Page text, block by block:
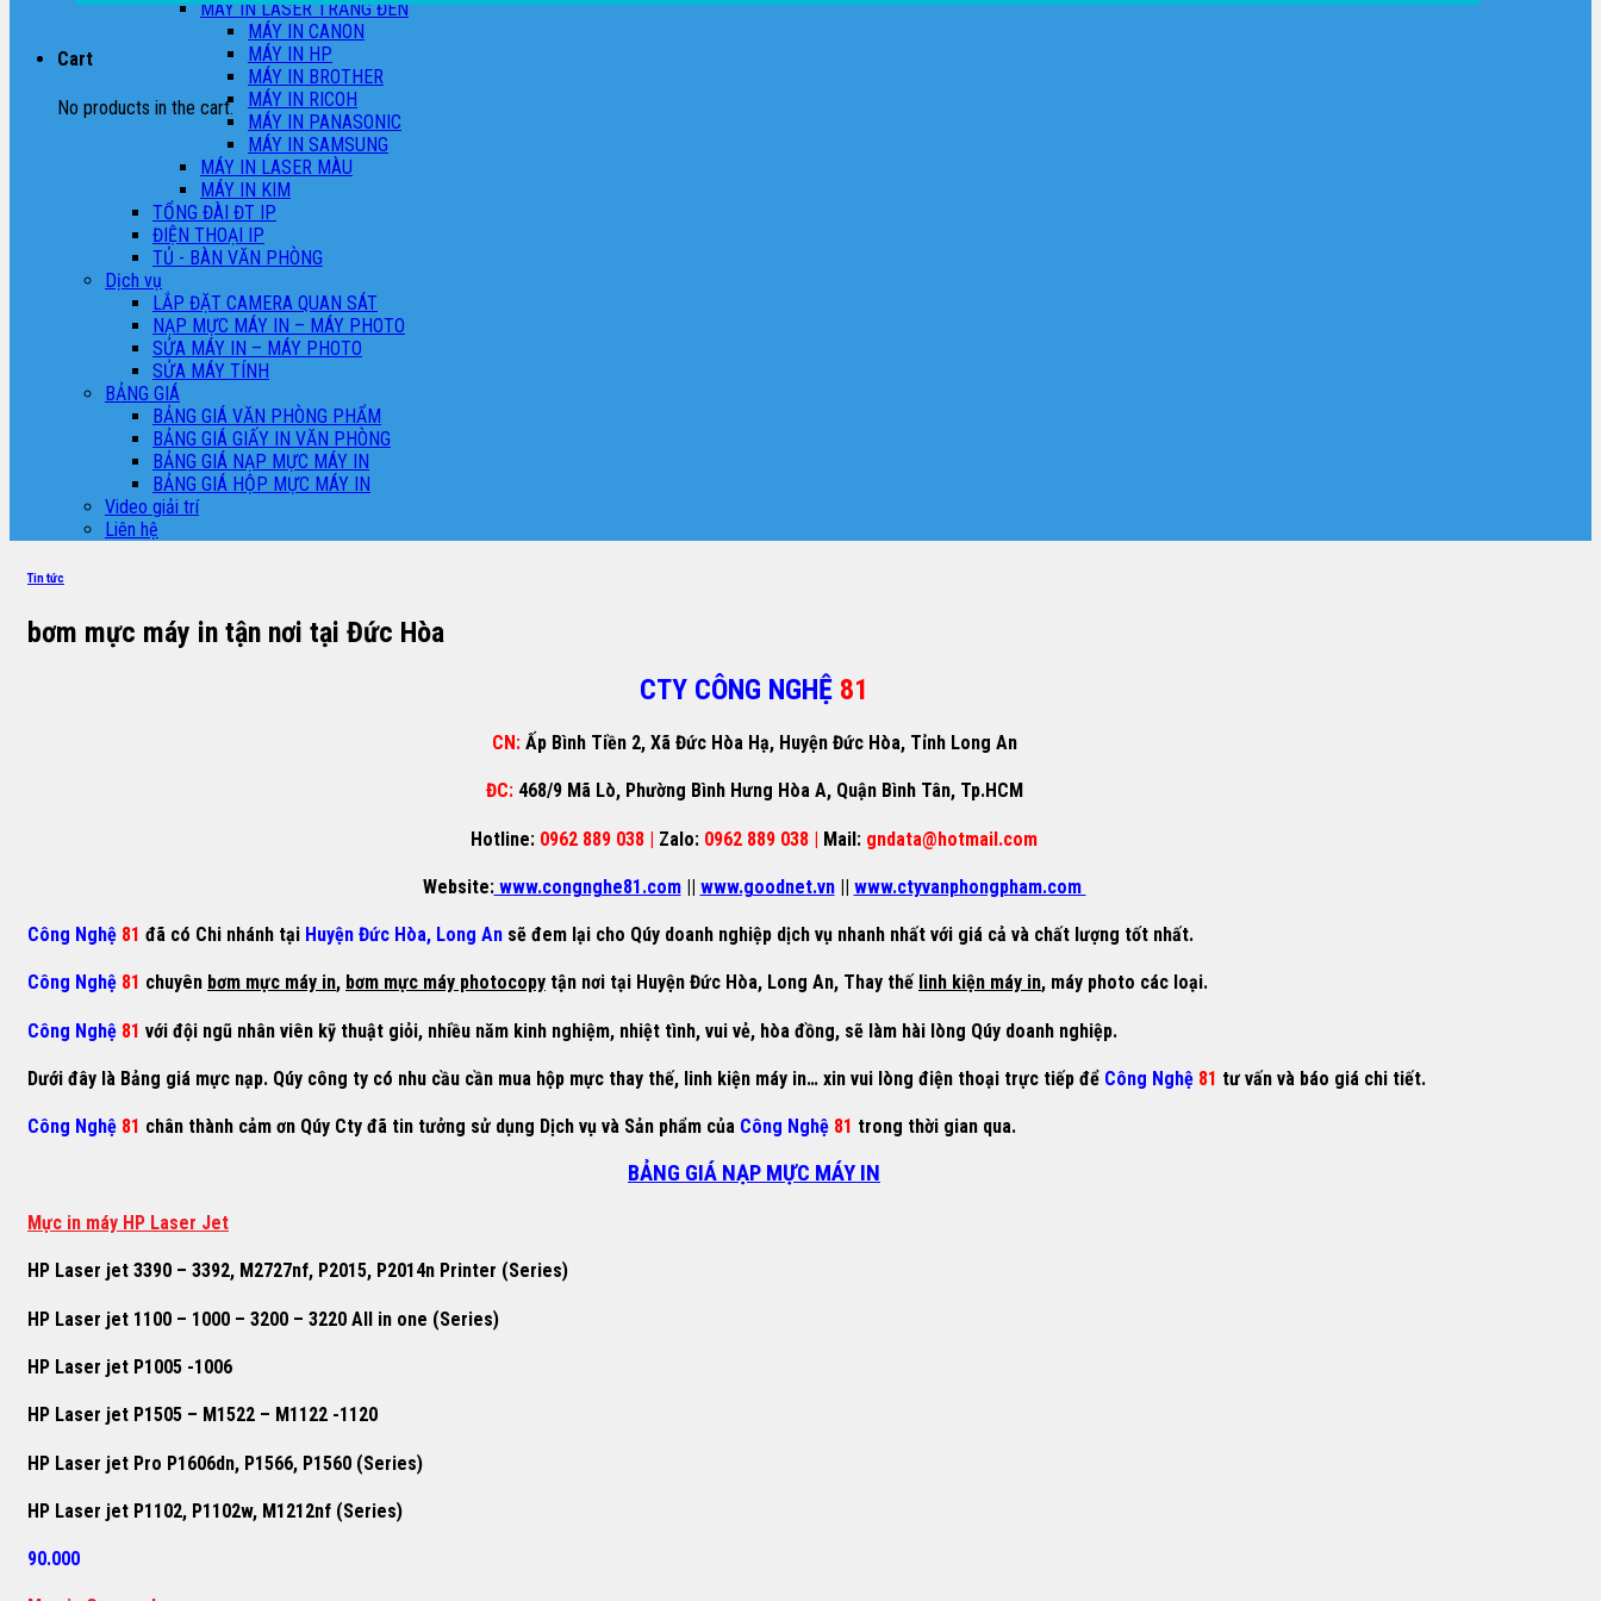
Cart
No products in the cart.
MÁY IN LASER TRẮNG ĐEN
MÁY IN CANON
MÁY IN HP
MÁY IN BROTHER
MÁY IN RICOH
MÁY IN PANASONIC
MÁY IN SAMSUNG
MÁY IN LASER MÀU
MÁY IN KIM
TỔNG ĐÀI ĐT IP
ĐIỆN THOẠI IP
TỦ - BÀN VĂN PHÒNG
Dịch vụ
LẮP ĐẶT CAMERA QUAN SÁT
NẠP MỰC MÁY IN – MÁY PHOTO
SỬA MÁY IN – MÁY PHOTO
SỬA MÁY TÍNH
BẢNG GIÁ
BẢNG GIÁ VĂN PHÒNG PHẨM
BẢNG GIÁ GIẤY IN VĂN PHÒNG
BẢNG GIÁ NẠP MỰC MÁY IN
BẢNG GIÁ HỘP MỰC MÁY IN
Video giải trí
Liên hệ
Tin tức
bơm mực máy in tận nơi tại Đức Hòa
CTY CÔNG NGHỆ 81
CN: Ấp Bình Tiền 2, Xã Đức Hòa Hạ, Huyện Đức Hòa, Tỉnh Long An
ĐC: 468/9 Mã Lò, Phường Bình Hưng Hòa A, Quận Bình Tân, Tp.HCM
Hotline: 0962 889 038 | Zalo: 0962 889 038 | Mail: gndata@hotmail.com
Website:www.congnghe81.com || www.goodnet.vn || www.ctyvanphongpham.com
Công Nghệ 81 đã có Chi nhánh tại Huyện Đức Hòa, Long An sẽ đem lại cho Qúy doanh nghiệp dịch vụ nhanh nhất với giá cả và chất lượng tốt nhất.
Công Nghệ 81 chuyên bơm mực máy in, bơm mực máy photocopy tận nơi tại Huyện Đức Hòa, Long An, Thay thế linh kiện máy in, máy photo các loại.
Công Nghệ 81 với đội ngũ nhân viên kỹ thuật giỏi, nhiều năm kinh nghiệm, nhiệt tình, vui vẻ, hòa đồng, sẽ làm hài lòng Qúy doanh nghiệp.
Dưới đây là Bảng giá mực nạp. Qúy công ty có nhu cầu cần mua hộp mực thay thế, linh kiện máy in… xin vui lòng điện thoại trực tiếp để Công Nghệ 81 tư vấn và báo giá chi tiết.
Công Nghệ 81 chân thành cảm ơn Qúy Cty đã tin tưởng sử dụng Dịch vụ và Sản phẩm của Công Nghệ 81 trong thời gian qua.
BẢNG GIÁ NẠP MỰC MÁY IN
Mực in máy HP Laser Jet
HP Laser jet 3390 – 3392, M2727nf, P2015, P2014n Printer (Series)
HP Laser jet 1100 – 1000 – 3200 – 3220 All in one (Series)
HP Laser jet P1005 -1006
HP Laser jet P1505 – M1522 – M1122 -1120
HP Laser jet Pro P1606dn, P1566, P1560 (Series)
HP Laser jet P1102, P1102w, M1212nf (Series)
90.000